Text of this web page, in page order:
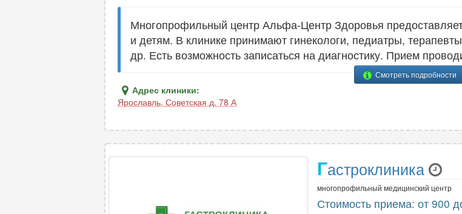
Многопрофильный центр Альфа-Центр Здоровья
и детям. В клинике принимают гинекологи, педиатры,
др. Есть возможность записаться на диагностику. Прием
Смотреть подробности
Адрес клиники:
Ярославль, Советская д. 78 А
Гастроклиника
многопрофильный медицинский центр
Стоимость приема: от 900